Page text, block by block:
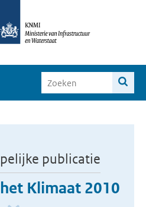
publicatie
Klimaat 2010